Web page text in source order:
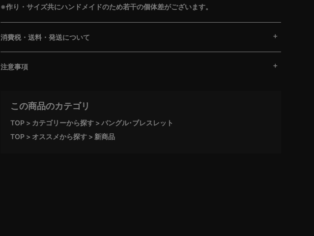
※作り・サイズ共にハンドメイドのため若干の個体差がございます。
消費税・送料・発送について
注意事項
この商品のカテゴリ
TOP カテゴリーから探す
バングル･ブレスレット
TOP
オススメから探す 新商品